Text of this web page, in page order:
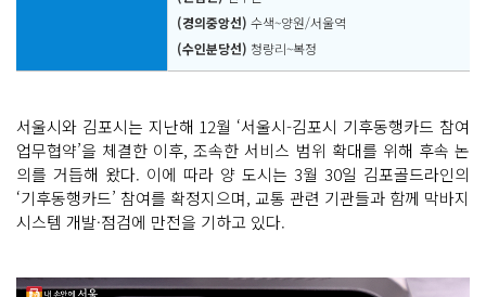
(경의중앙선) 수색~양원/서울역
(수인분당선) 청량리~복정
서울시와 김포시는 지난해 12월 ‘서울시-김포시 기후동행카드 참여
업무협약’을 체결한 이후, 조속한 서비스 범위 확대를 위해 후속 논
의를 거듭해 왔다. 이에 따라 양 도시는 3월 30일 김포골드라인의
‘기후동행카드’ 참여를 확정지으며, 교통 관련 기관들과 함께 막바지
시스템 개발·점검에 만전을 기하고 있다.